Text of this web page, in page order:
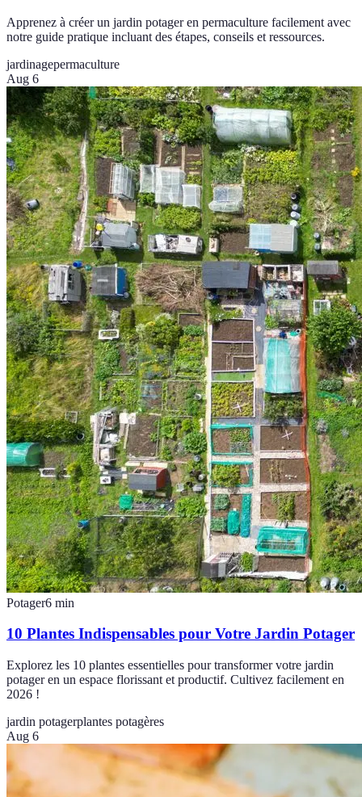
Apprenez à créer un jardin potager en permaculture facilement avec
notre guide pratique incluant des étapes, conseils et ressources.
jardinagepermaculture
Aug 6
Potager6 min
10 Plantes Indispensables pour Votre Jardin Potager
Explorez les 10 plantes essentielles pour transformer votre jardin
potager en un espace florissant et productif. Cultivez facilement en
2026 !
jardin potagerplantes potagères
Aug 6